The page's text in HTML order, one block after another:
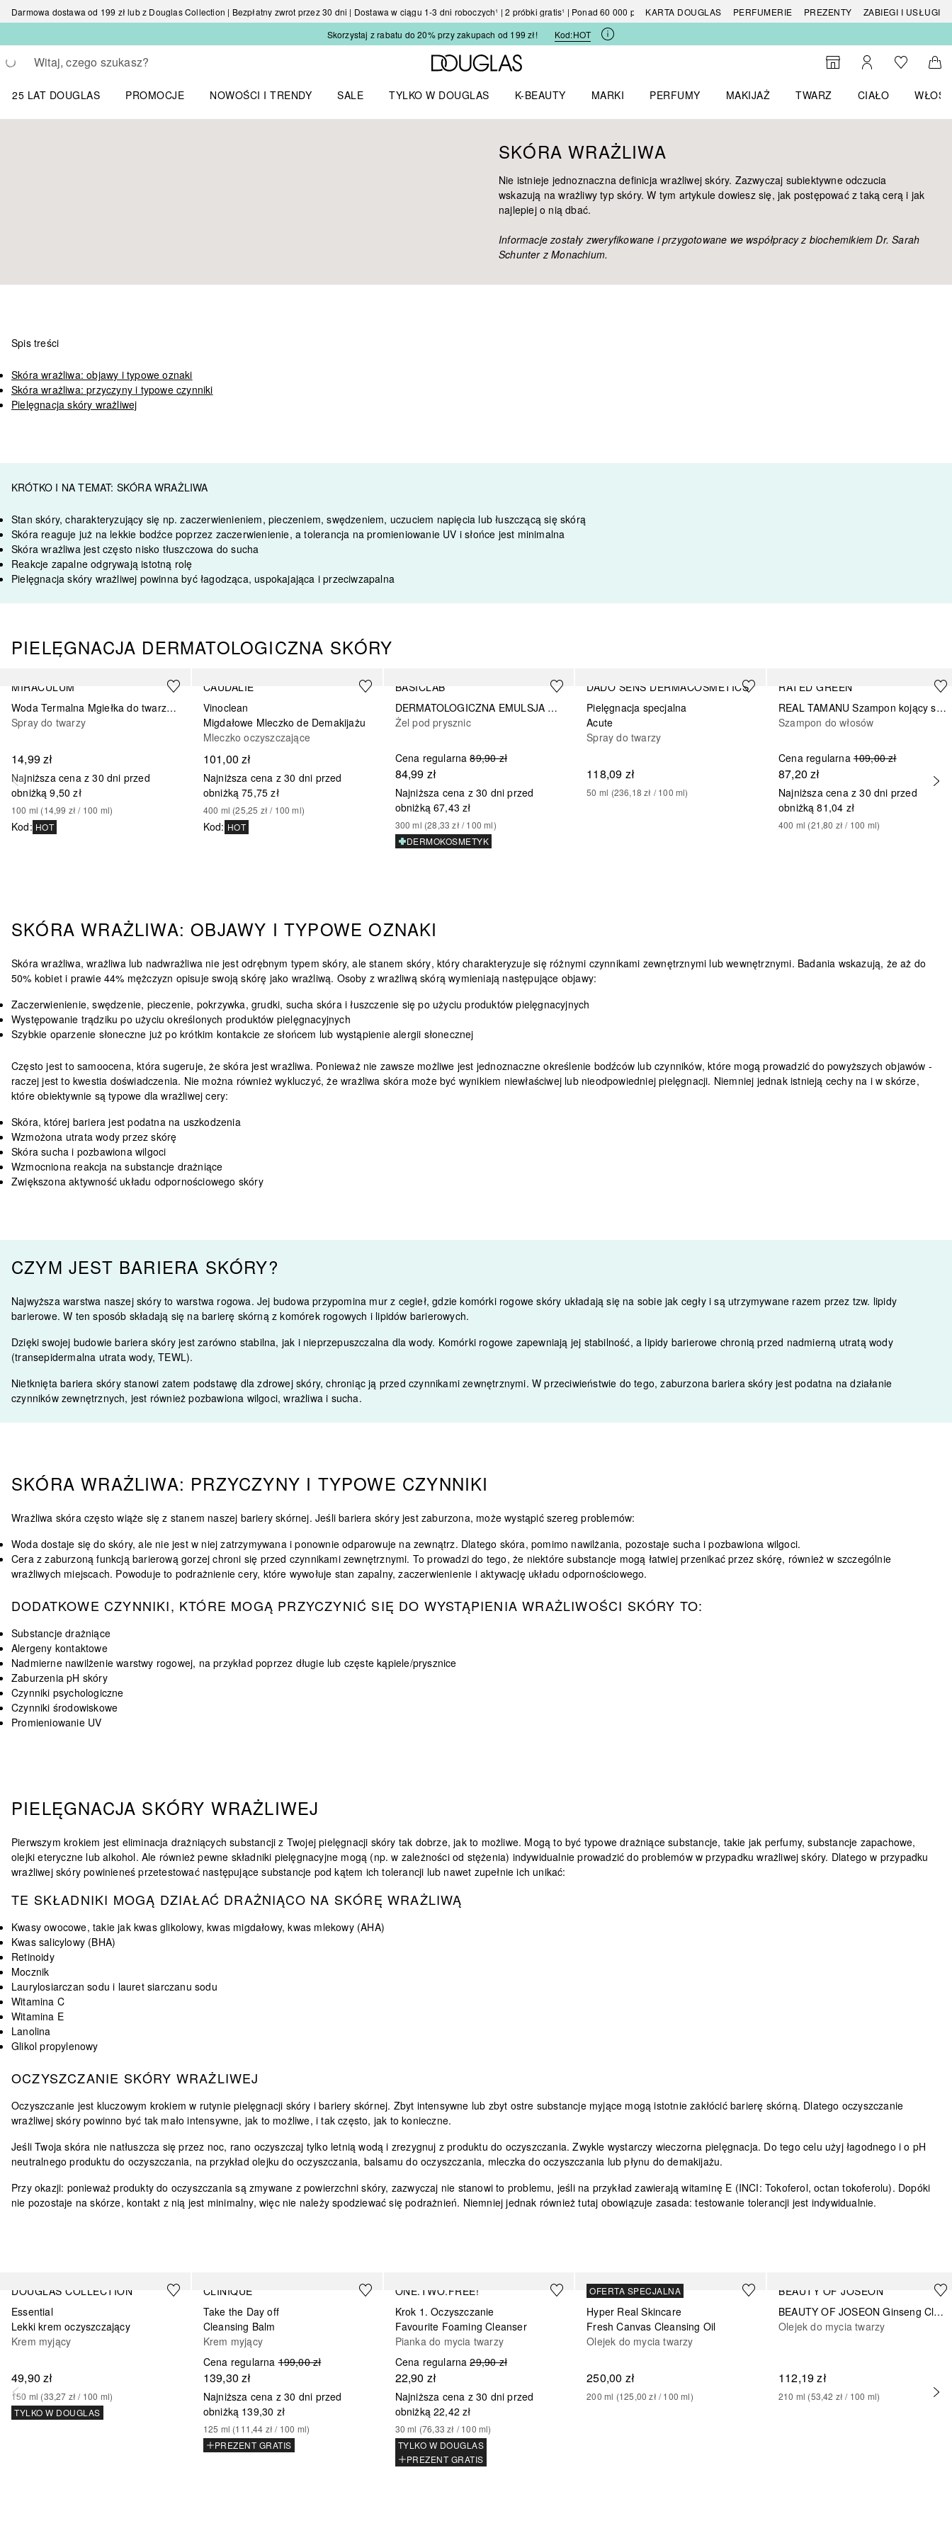
Darmowa dostawa od 199 zł lub z Douglas Collection | Bezpłatny zwrot przez 30 dni | Dostawa w ciągu 1-3 dni roboczych¹ | 2 próbki gratis¹ | Ponad 60 000 produktówKARTA DOUGLAS PERFUMERIE PREZENTY
ZABIEGI I USŁUGI
Skorzystaj z rabatu do 20% przy zakupach od 199 zł!
Kod:HOT
Wracać
Wykonaj wyszukiwanie
Strona główna Douglas
Do wyszukiwarki
Moje kontoDo listyDo
25 LAT DOUGLAS
PROMOCJE
NOWOŚCI I TRENDY
SALE
TYLKO W DOUGLAS
K-BEAUTY
MARKI
PERFUMY
MAKIJAŻ
TWARZ
CIAŁO
WŁOSY
SKÓRA WRAŻLIWA
Nie istnieje jednoznaczna definicja wrażliwej skóry. Zazwyczaj subiektywne odczucia
wskazują na wrażliwy typ skóry. W tym artykule dowiesz się, jak postępować z taką cerą i jak
najlepiej o nią dbać.
Informacje zostały zweryfikowane i przygotowane we współpracy z biochemikiem Dr. Sarah
Schunter z Monachium.
Spis treści
Skóra wrażliwa: objawy i typowe oznaki
Skóra wrażliwa: przyczyny i typowe czynniki
Pielęgnacja skóry wrażliwej
KRÓTKO I NA TEMAT: SKÓRA WRAŻLIWA
Stan skóry, charakteryzujący się np. zaczerwienieniem, pieczeniem, swędzeniem, uczuciem napięcia lub łuszczącą się skórą
Skóra reaguje już na lekkie bodźce poprzez zaczerwienienie, a tolerancja na promieniowanie UV i słońce jest minimalna
Skóra wrażliwa jest często nisko tłuszczowa do sucha
Reakcje zapalne odgrywają istotną rolę
Pielęgnacja skóry wrażliwej powinna być łagodząca, uspokajająca i przeciwzapalna
PIELĘGNACJA DERMATOLOGICZNA SKÓRY
MIRACULUM
Woda Termalna Mgiełka do twarzy i ciała
Spray do twarzy
14,99 zł
Najniższa cena z 30 dni przed
obniżką 9,50 zł
100 ml (14,99 zł / 100 ml)
Kod: HOT
CAUDALIE
Vinoclean
Migdałowe Mleczko de Demakijażu
Mleczko oczyszczające
101,00 zł
Najniższa cena z 30 dni przed
obniżką 75,75 zł
400 ml (25,25 zł / 100 ml)
Kod: HOT
BASICLAB
DERMATOLOGICZNA EMULSJA MYJĄCA DO SKÓRY ULTRA - WRAŻLIWEJ
Żel pod prysznic
Cena regularna 89,90 zł
84,99 zł
Najniższa cena z 30 dni przed
obniżką 67,43 zł
300 ml (28,33 zł / 100 ml)
DERMOKOSMETYK
DADO SENS DERMACOSMETICS
Pielęgnacja specjalna
Acute
Spray do twarzy
118,09 zł
50 ml (236,18 zł / 100 ml)
RATED GREEN
REAL TAMANU Szampon kojący skórę głowy z olejem tamanu
Szampon do włosów
Cena regularna 109,00 zł
87,20 zł
Najniższa cena z 30 dni przed
obniżką 81,04 zł
400 ml (21,80 zł / 100 ml)
SKÓRA WRAŻLIWA: OBJAWY I TYPOWE OZNAKI
Skóra wrażliwa, wrażliwa lub nadwrażliwa nie jest odrębnym typem skóry, ale stanem skóry, który charakteryzuje się różnymi czynnikami zewnętrznymi lub wewnętrznymi. Badania wskazują, żeaż do
50% kobiet i prawie 44% mężczyzn opisuje swoją skórę jako wrażliwą. Osoby z wrażliwą skórą wymieniają następujące objawy:
Zaczerwienienie, swędzenie, pieczenie, pokrzywka, grudki, sucha skóra i łuszczenie się po użyciu produktów pielęgnacyjnych
Występowanie trądziku po użyciu określonych produktów pielęgnacyjnych
Szybkie oparzenie słoneczne już po krótkim kontakcie ze słońcem lub wystąpienie alergii słonecznej
Często jest to samoocena, która sugeruje, że skóra jest wrażliwa. Ponieważ nie zawsze możliwe jest jednoznaczne określenie bodźców lub czynników, które mogą prowadzić do powyższych objawów -
raczej jest to kwestia doświadczenia. Nie można również wykluczyć, że wrażliwa skóra może być wynikiem niewłaściwej lub nieodpowiedniej pielęgnacji. Niemniej jednak istnieją cechy na i w skórze,
które obiektywnie są typowe dla wrażliwej cery:
Skóra, której bariera jest podatna na uszkodzenia
Wzmożona utrata wody przez skórę
Skóra sucha i pozbawiona wilgoci
Wzmocniona reakcja na substancje drażniące
Zwiększona aktywność układu odpornościowego skóry
CZYM JEST BARIERA SKÓRY?
Najwyższa warstwa naszej skóry to warstwa rogowa. Jej budowa przypomina mur z cegieł, gdzie komórki rogowe skóry układają się na sobie jak cegły i są utrzymywane razem przez tzw. lipidy
barierowe.W ten sposób składają się na barierę skórną z komórek rogowych i lipidów barierowych.
Dzięki swojej budowie bariera skóry jest zarówno stabilna, jak i nieprzepuszczalna dla wody. Komórki rogowe zapewniają jej stabilność, a lipidy barierowe chronią przed nadmierną utratą wody
(transepidermalna utrata wody, TEWL).
Nietknięta bariera skóry stanowi zatem podstawę dla zdrowej skóry, chroniąc ją przed czynnikami zewnętrznymi. W przeciwieństwie do tego, zaburzona bariera skóry jest podatna na działanie
czynników zewnętrznych, jest również pozbawiona wilgoci, wrażliwa i sucha.
SKÓRA WRAŻLIWA: PRZYCZYNY I TYPOWE CZYNNIKI
Wrażliwa skóra często wiąże się z stanem naszej bariery skórnej. Jeśli bariera skóry jest zaburzona, może wystąpić szereg problemów:
Woda dostaje się do skóry, ale nie jest w niej zatrzymywana i ponownie odparowuje na zewnątrz. Dlatego skóra, pomimo nawilżania, pozostaje sucha i pozbawiona wilgoci.
Cera z zaburzoną funkcją barierową gorzej chroni się przed czynnikami zewnętrznymi. To prowadzi do tego, że niektóre substancje mogą łatwiej przenikać przez skórę, również w szczególnie
wrażliwych miejscach. Powoduje to podrażnienie cery, które wywołuje stan zapalny, zaczerwienienie i aktywację układu odpornościowego.
DODATKOWE CZYNNIKI, KTÓRE MOGĄ PRZYCZYNIĆ SIĘ DO WYSTĄPIENIA WRAŻLIWOŚCI SKÓRY TO:
Substancje drażniące
Alergeny kontaktowe
Nadmierne nawilżenie warstwy rogowej, na przykład poprzez długie lub częste kąpiele/prysznice
Zaburzenia pH skóry
Czynniki psychologiczne
Czynniki środowiskowe
Promieniowanie UV
PIELĘGNACJA SKÓRY WRAŻLIWEJ
Pierwszym krokiem jest eliminacja drażniących substancji z Twojej pielęgnacji skóry tak dobrze, jak to możliwe. Mogą to być typowe drażniące substancje, takie jak perfumy, substancje zapachowe,
olejki eteryczne lub alkohol. Ale również pewne składniki pielęgnacyjne mogą (np. w zależności od stężenia) indywidualnie prowadzić do problemów w przypadku wrażliwej skóry. Dlatego w przypadku
wrażliwej skóry powinieneś przetestować następujące substancje pod kątem ich tolerancji lub nawet zupełnie ich unikać:
TE SKŁADNIKI MOGĄ DZIAŁAĆ DRAŻNIĄCO NA SKÓRĘ WRAŻLIWĄ
Kwasy owocowe, takie jak kwas glikolowy, kwas migdałowy, kwas mlekowy (AHA)
Kwas salicylowy (BHA)
Retinoidy
Mocznik
Laurylosiarczan sodu i lauret siarczanu sodu
Witamina C
Witamina E
Lanolina
Glikol propylenowy
OCZYSZCZANIE SKÓRY WRAŻLIWEJ
Oczyszczanie jest kluczowym krokiem w rutynie pielęgnacji skóry i bariery skórnej. Zbyt intensywne lub zbyt ostre substancje myjące mogą istotnie zakłócić barierę skórną. Dlatego oczyszczanie
wrażliwej skóry powinno być tak mało intensywne, jak to możliwe, i tak często, jak to konieczne.
Jeśli Twoja skóra nie natłuszcza się przez noc, rano oczyszczaj tylko letnią wodą i zrezygnuj z produktu do oczyszczania. Zwykle wystarczy wieczorna pielęgnacja. Do tego celu użyj łagodnego i o pH
neutralnego produktu do oczyszczania, na przykład olejku do oczyszczania, balsamu do oczyszczania, mleczka do oczyszczania lub płynu do demakijażu.
Przy okazji: ponieważ produkty do oczyszczania są zmywane z powierzchni skóry, zazwyczaj nie stanowi to problemu, jeśli na przykład zawierają witaminę E (INCI: Tokoferol, octan tokoferolu). Dopóki
nie pozostaje na skórze, kontakt z nią jest minimalny, więc nie należy spodziewać się podrażnień. Niemniej jednak również tutaj obowiązuje zasada: testowanie tolerancji jest indywidualnie.
DOUGLAS COLLECTION
Essential
Lekki krem oczyszczający
Krem myjący
49,90 zł
150 ml (33,27 zł / 100 ml)
TYLKO W DOUGLAS
CLINIQUE
Take the Day off
Cleansing Balm
Krem myjący
Cena regularna 199,00 zł
139,30 zł
Najniższa cena z 30 dni przed
obniżką 139,30 zł
125 ml (111,44 zł / 100 ml)
PREZENT GRATIS
ONE.TWO.FREE!
Krok 1. Oczyszczanie
Favourite Foaming Cleanser
Pianka do mycia twarzy
Cena regularna 29,90 zł
22,90 zł
Najniższa cena z 30 dni przed
obniżką 22,42 zł
30 ml (76,33 zł / 100 ml)
TYLKO W DOUGLAS
PREZENT GRATIS
MAC
Hyper Real Skincare
Fresh Canvas Cleansing Oil
Olejek do mycia twarzy
250,00 zł
200 ml (125,00 zł / 100 ml)
OFERTA SPECJALNA
BEAUTY OF JOSEON
BEAUTY OF JOSEON Ginseng Cleansing Oil
Olejek do mycia twarzy
112,19 zł
210 ml (53,42 zł / 100 ml)